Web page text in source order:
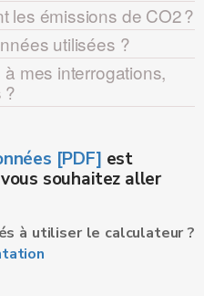
les émissions de CO2 ?
utilisées ?
à mes interrogations,
?
[PDF] est
souhaitez aller
à utiliser le calculateur ?